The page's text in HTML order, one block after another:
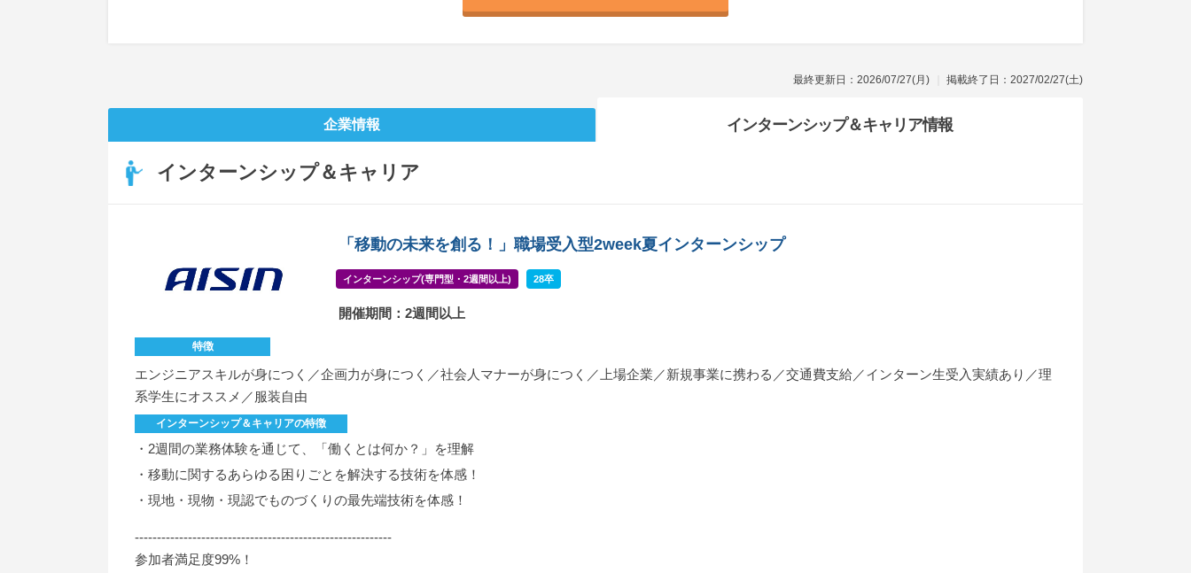
最終更新日：2026/07/27(月) 掲載終了日：2027/02/27(土)
企業情報 インターンシップ＆キャリア情報
インターンシップ＆キャリア
「移動の未来を創る！」職場受入型2week夏インターンシップ
インターンシップ(専門型・2週間以上) 28卒
開催期間：2週間以上
特徴
エンジニアスキルが身につく／企画力が身につく／社会人マナーが身につく／上場企業／新規事業に携わる／交通費支給／インターン生受入実績あり／理
系学生にオススメ／服装自由
インターンシップ＆キャリアの特徴
・2週間の業務体験を通じて、「働くとは何か？」を理解
・移動に関するあらゆる困りごとを解決する技術を体感！
・現地・現物・現認でものづくりの最先端技術を体感！
----------------------------------------------------------
参加者満足度99%！